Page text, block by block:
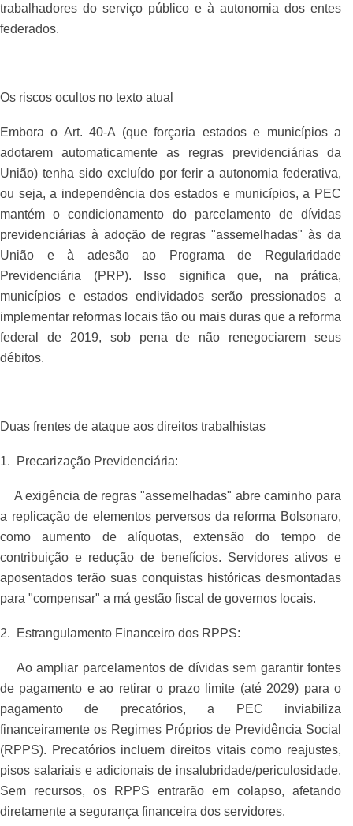
trabalhadores do serviço público e à autonomia dos entes
federados.
Os riscos ocultos no texto atual
Embora o Art. 40-A (que forçaria estados e municípios a
adotarem automaticamente as regras previdenciárias da
União) tenha sido excluído por ferir a autonomia federativa,
ou seja, a independência dos estados e municípios, a PEC
mantém o condicionamento do parcelamento de dívidas
previdenciárias à adoção de regras "assemelhadas" às da
União e à adesão ao Programa de Regularidade
Previdenciária (PRP). Isso significa que, na prática,
municípios e estados endividados serão pressionados a
implementar reformas locais tão ou mais duras que a reforma
federal de 2019, sob pena de não renegociarem seus
débitos.
Duas frentes de ataque aos direitos trabalhistas
1. Precarização Previdenciária:
A exigência de regras "assemelhadas" abre caminho para
a replicação de elementos perversos da reforma Bolsonaro,
como aumento de alíquotas, extensão do tempo de
contribuição e redução de benefícios. Servidores ativos e
aposentados terão suas conquistas históricas desmontadas
para "compensar" a má gestão fiscal de governos locais.
2. Estrangulamento Financeiro dos RPPS:
Ao ampliar parcelamentos de dívidas sem garantir fontes
de pagamento e ao retirar o prazo limite (até 2029) para o
pagamento de precatórios, a PEC inviabiliza
financeiramente os Regimes Próprios de Previdência Social
(RPPS). Precatórios incluem direitos vitais como reajustes,
pisos salariais e adicionais de insalubridade/periculosidade.
Sem recursos, os RPPS entrarão em colapso, afetando
diretamente a segurança financeira dos servidores.